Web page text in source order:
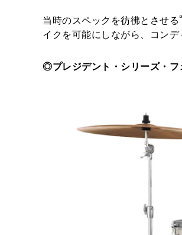
当時のスペックを彷彿とさせる“
イクを可能にしながら、コン
◎プレジデント・シリーズ・フ